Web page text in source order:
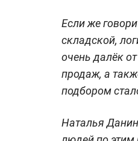
Если же
складской,
очень далёк
продаж, а
подбором
Наталья